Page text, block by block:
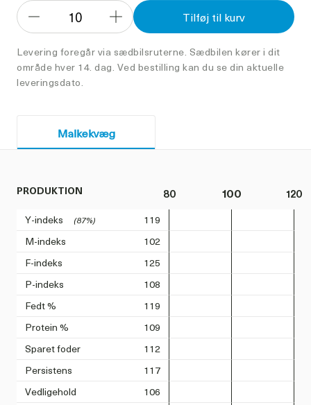
Formindsk
10
Forøg
Tilføj til kurv
Levering foregår via sædbilsruterne. Sædbilen kører i dit
område hver 14. dag. Ved bestilling kan du se din aktuelle
leveringsdato.
Malkekvæg
PRODUKTION 80 100 120
Y-indeks (87%)
119
M-indeks
102
F-indeks
125
P-indeks
108
Fedt %
119
Protein %
109
Sparet foder
112
Persistens
117
Vedligehold
106